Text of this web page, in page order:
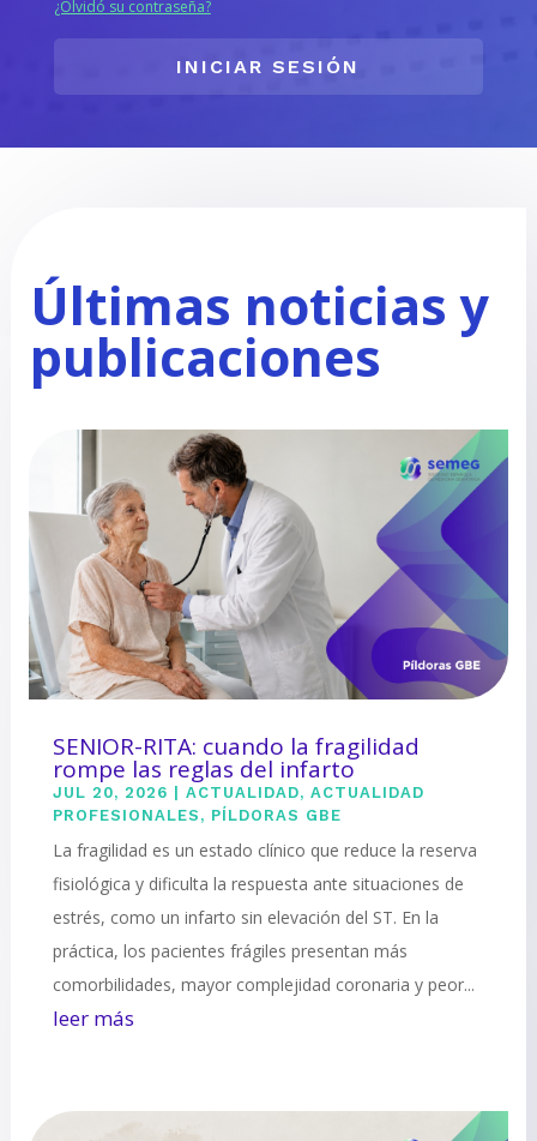
¿Olvidó su contraseña?
INICIAR SESIÓN
Últimas noticias y
publicaciones
SENIOR-RITA: cuando la fragilidad
rompe las reglas del infarto
JUL 20, 2026 | ACTUALIDAD, ACTUALIDAD
PROFESIONALES , PÍLDORAS GBE
La fragilidad es un estado clínico que reduce la reserva
fisiológica y dificulta la respuesta ante situaciones de
estrés, como un infarto sin elevación del ST. En la
práctica, los pacientes frágiles presentan más
comorbilidades, mayor complejidad coronaria y peor...
leer más